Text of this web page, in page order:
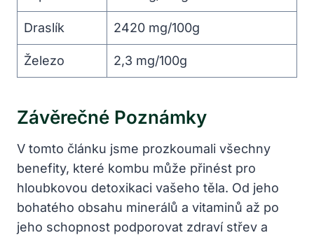
Draslík 2420 mg/100g
Železo 2,3 mg/100g
Závěrečné Poznámky
V tomto článku jsme prozkoumali všechny
benefity, které kombu může přinést pro
hloubkovou detoxikaci vašeho těla. Od jeho
bohatého obsahu minerálů a vitaminů až po
jeho schopnost podporovat zdraví střev a